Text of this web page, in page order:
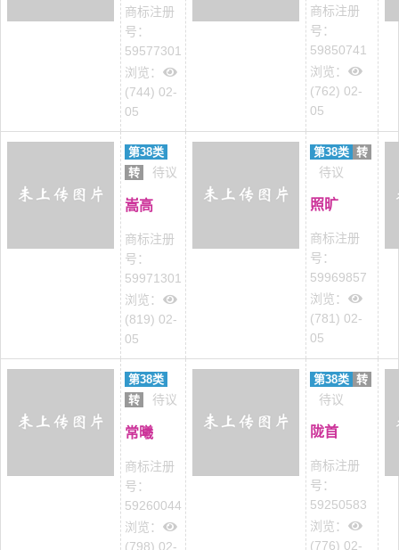
商标注册
号：
59577301
浏览：
(744) 02-
05
商标注册
号：
59850741
浏览：
(762) 02-
05
第38类
转
待议
嵩高
商标注册
号：
59971301
浏览：
(819) 02-
05
第38类 转
待议
照旷
商标注册
号：
59969857
浏览：
(781) 02-
05
第38类
转
待议
常曦
商标注册
号：
59260044
浏览：
(798) 02-
第38类 转
待议
陇首
商标注册
号：
59250583
浏览：
(776) 02-